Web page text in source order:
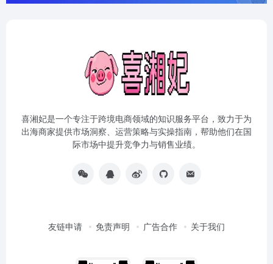
喜湘妃是一个专注于跨境电商领域的知识服务平台，致力于为
出海商家提供市场洞察、运营策略与实操指南，帮助他们在国
际市场中提升竞争力与销售业绩。
友链申请 免责声明 广告合作 关于我们